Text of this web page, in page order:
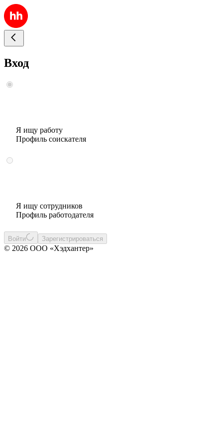
Вход
Я ищу работу
Профиль соискателя
Я ищу сотрудников
Профиль работодателя
Войти Зарегистрироваться
© 2026 ООО «Хэдхантер»